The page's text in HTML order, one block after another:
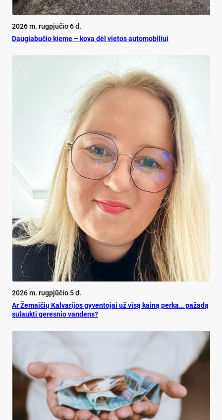
2026 m. rugpjūčio 6 d.
Dau­gia­bu­čio kie­me – ko­va dėl vie­tos au­to­mo­bi­liui
2026 m. rugpjūčio 5 d.
Ar Že­mai­čių Kal­va­ri­jos gy­ven­to­jai už vi­są kai­ną per­ka… pa­ža­dą
su­lauk­ti ge­res­nio van­dens?